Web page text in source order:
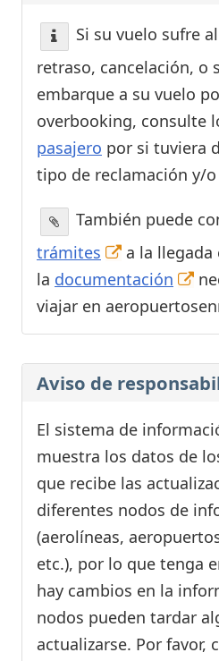
Si su vuelo sufre
retraso, cancelación, o
embarque a su vuelo
overbooking, consulte
pasajero por si tuviera
tipo de reclamación y/
También puede
trámites
a la
la documentación
viajar en
Aviso de
El sistema de
muestra los datos de
que recibe las
diferentes nodos de
(aerolíneas,
etc.), por lo que tenga
hay cambios en la
nodos pueden tardar
actualizarse. Por favor,